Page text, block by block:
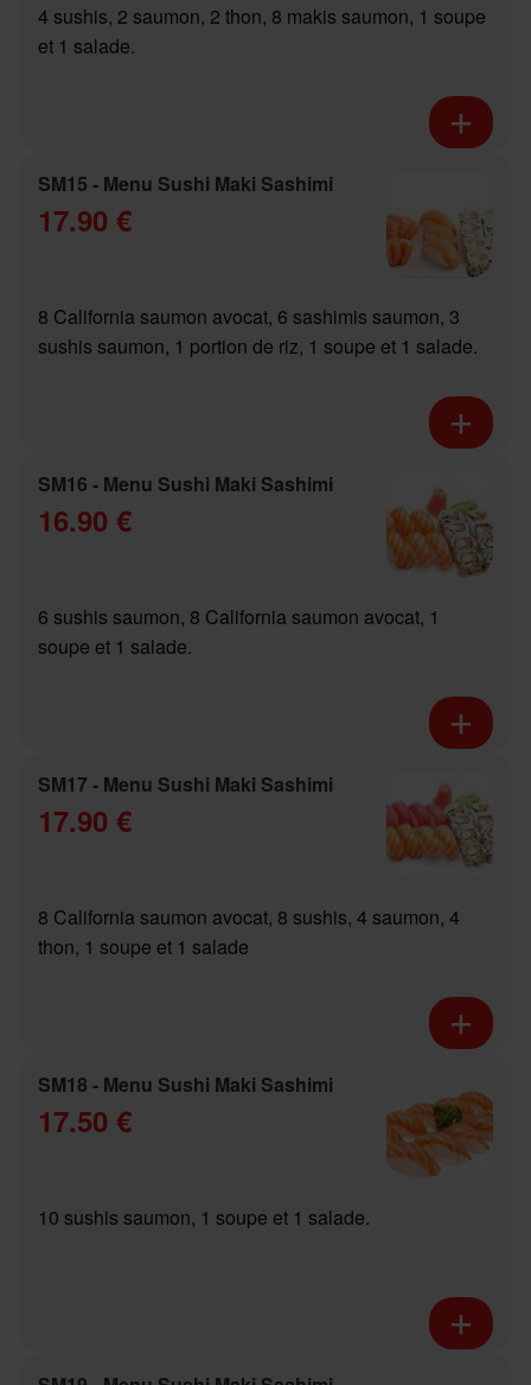
4 sushis, 2 saumon, 2 thon, 8 makis saumon, 1 soupe
et 1 salade.
SM15 - Menu Sushi Maki Sashimi
17.90 €
8 California saumon avocat, 6 sashimis saumon, 3
sushis saumon, 1 portion de riz, 1 soupe et 1 salade.
SM16 - Menu Sushi Maki Sashimi
16.90 €
6 sushis saumon, 8 California saumon avocat, 1
soupe et 1 salade.
SM17 - Menu Sushi Maki Sashimi
17.90 €
8 California saumon avocat, 8 sushis, 4 saumon, 4
thon, 1 soupe et 1 salade
SM18 - Menu Sushi Maki Sashimi
17.50 €
10 sushis saumon, 1 soupe et 1 salade.